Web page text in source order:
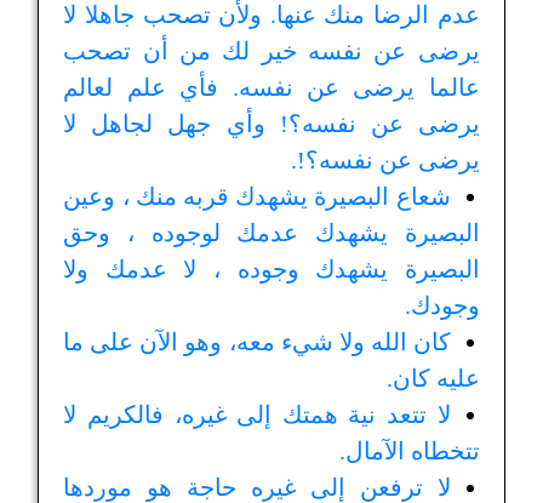
عدم الرضا منك عنها. ولأن تصحب جاهلا لا
يرضى عن نفسه خير لك من أن تصحب
عالما يرضى عن نفسه. فأي علم لعالم
يرضى عن نفسه؟! وأي جهل لجاهل لا
يرضى عن نفسه؟!.
شعاع البصيرة يشهدك قربه منك ، وعين
البصيرة يشهدك عدمك لوجوده ، وحق
البصيرة يشهدك وجوده ، لا عدمك ولا
وجودك.
كان الله ولا شيء معه، وهو الآن على ما
عليه كان.
لا تتعد نية همتك إلى غيره، فالكريم لا
تتخطاه الآمال.
لا ترفعن إلى غيره حاجة هو موردها